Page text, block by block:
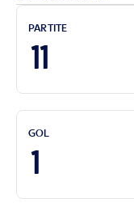
PARTITE
11
GOL
1